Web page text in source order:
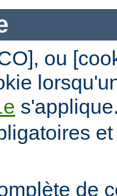
ou
de